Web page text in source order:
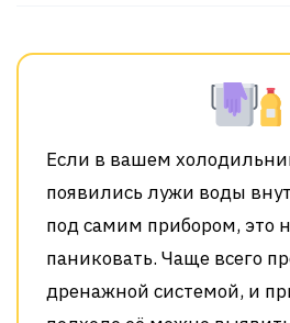
Если в вашем
появились лужи воды
под самим прибором, это
паниковать. Чаще всего
дренажной системой, и